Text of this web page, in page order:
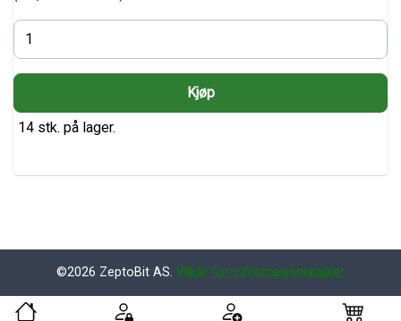
14 stk. på lager.
©2026 ZeptoBit AS. Vilkår for informasjonskapler